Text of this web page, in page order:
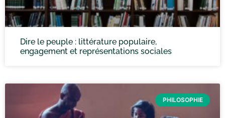
Dire le peuple : littérature populaire,
engagement et représentations sociales
PHILOSOPHIE